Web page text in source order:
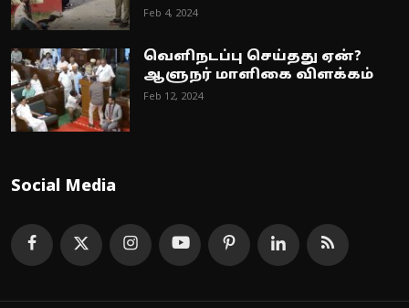
Feb 4, 2024
வெளிநடப்பு செய்தது ஏன்?
ஆளுநர் மாளிகை விளக்கம்
Feb 12, 2024
Social Media